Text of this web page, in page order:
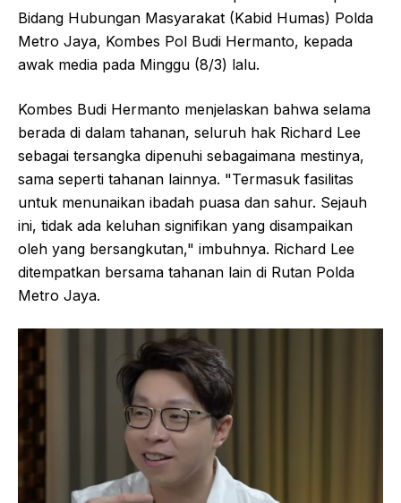
Bidang Hubungan Masyarakat (Kabid Humas) Polda
Metro Jaya, Kombes Pol Budi Hermanto, kepada
awak media pada Minggu (8/3) lalu.
Kombes Budi Hermanto menjelaskan bahwa selama
berada di dalam tahanan, seluruh hak Richard Lee
sebagai tersangka dipenuhi sebagaimana mestinya,
sama seperti tahanan lainnya. "Termasuk fasilitas
untuk menunaikan ibadah puasa dan sahur. Sejauh
ini, tidak ada keluhan signifikan yang disampaikan
oleh yang bersangkutan," imbuhnya. Richard Lee
ditempatkan bersama tahanan lain di Rutan Polda
Metro Jaya.